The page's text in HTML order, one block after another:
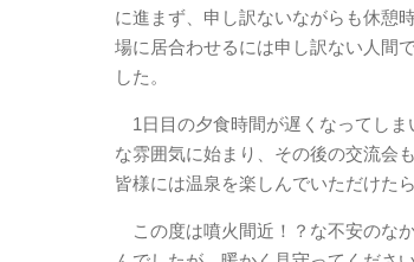
に進まず、申し訳ないながらも休憩
場に居合わせるには申し訳ない人間
した。
1日目の夕食時間が遅くなってしま
な雰囲気に始まり、その後の交流会
皆様には温泉を楽しんでいただけた
この度は噴火間近！？な不安のな